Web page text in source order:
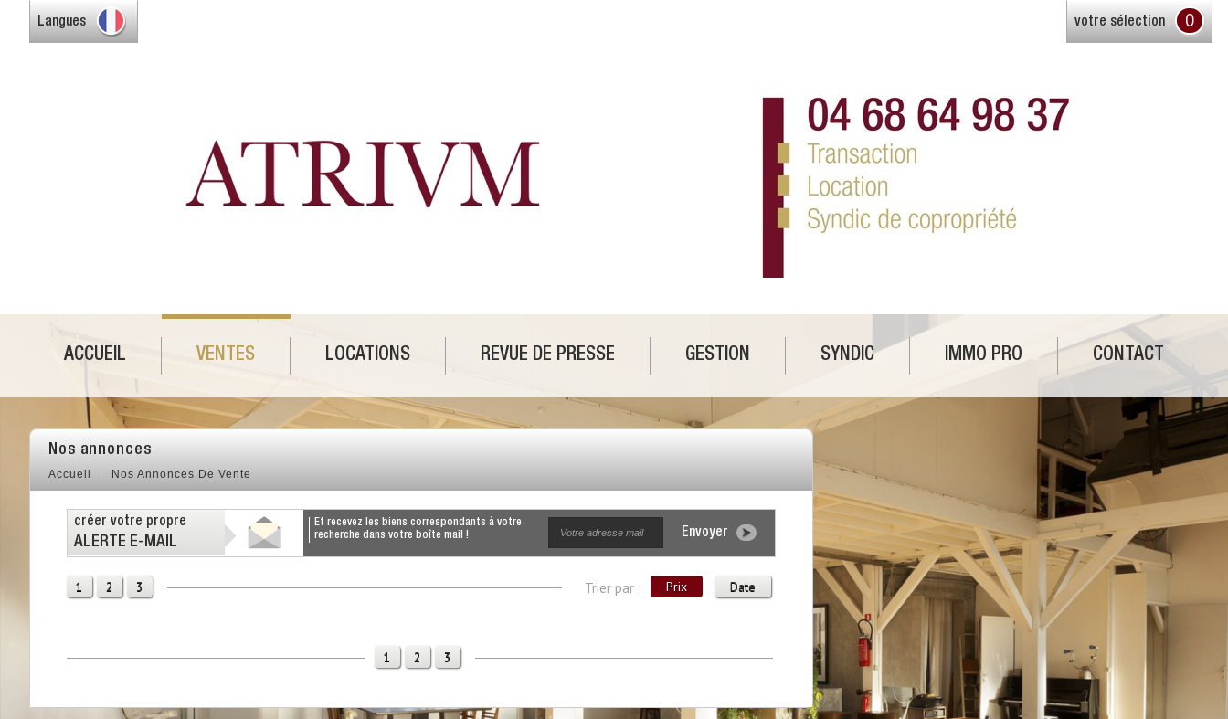
Langues votre sélection 0
ACCUEIL VENTES LOCATIONS REVUE DE PRESSE GESTION SYNDIC IMMO PRO CONTACT
Nos annonces
Accueil Nos Annonces De Vente
créer votre propre
ALERTE E-MAIL
et recevez les biens correspondants à votre
recherche dans votre boîte mail !
Envoyer
1 2 3 Trier par : Prix Date
1 2 3